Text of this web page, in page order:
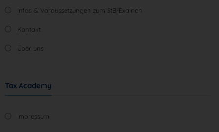
Infos & Voraussetzungen zum StB-Examen
Kontakt
Über uns
Tax Academy
Impressum